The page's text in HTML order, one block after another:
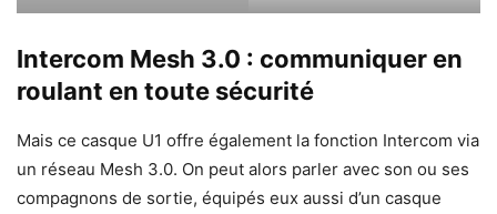
Intercom Mesh 3.0 : communiquer en
roulant en toute sécurité
Mais ce casque U1 offre également la fonction Intercom via
un réseau Mesh 3.0. On peut alors parler avec son ou ses
compagnons de sortie, équipés eux aussi d’un casque